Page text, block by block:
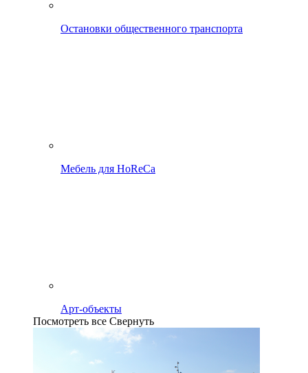
Остановки общественного транспорта
Мебель для HoReCa
Арт-объекты
Посмотреть все Свернуть